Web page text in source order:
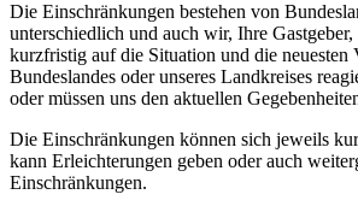
Die Einschränkungen bestehen von
unterschiedlich und auch wir, Ihre
kurzfristig auf die Situation und die neuesten
Bundeslandes oder unseres Landkreises
oder müssen uns den aktuellen
Die Einschränkungen können sich jeweils
kann Erleichterungen geben oder auch
Einschränkungen.